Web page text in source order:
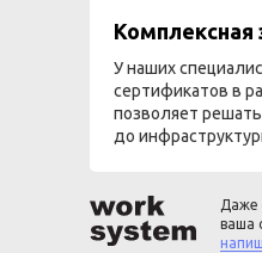
Комплексная
У наших
сертификатов в
позволяет
до
Даже
ваша